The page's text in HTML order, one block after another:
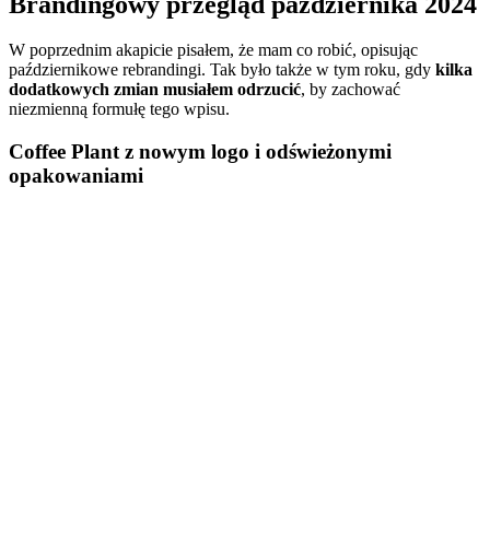
W poprzednim akapicie pisałem, że mam co robić, opisując
październikowe rebrandingi. Tak było także w tym roku, gdy kilka
dodatkowych zmian musiałem odrzucić, by zachować
niezmienną formułę tego wpisu.
Coffee Plant z nowym logo i odświeżonymi
opakowaniami